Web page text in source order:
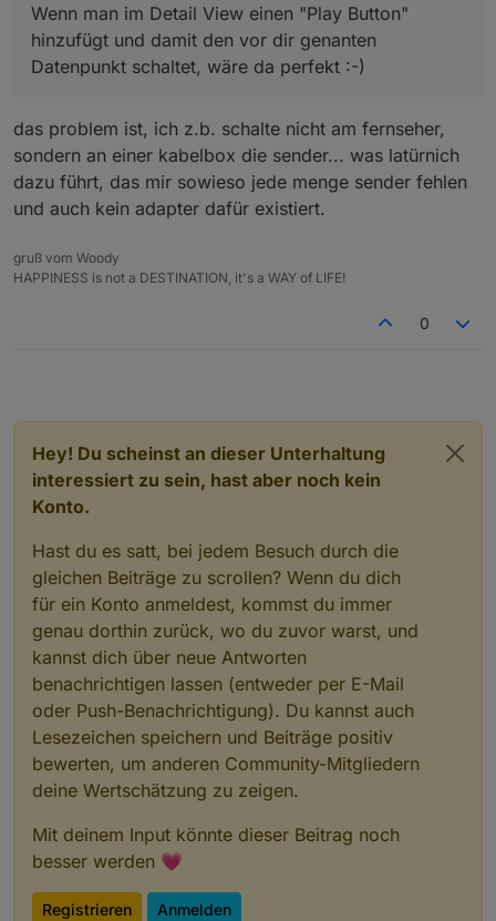
Wenn man im Detail View einen "Play Button"
hinzufügt und damit den vor dir genanten
Datenpunkt schaltet, wäre da perfekt :-)
das problem ist, ich z.b. schalte nicht am fernseher,
sondern an einer kabelbox die sender... was latürnich
dazu führt, das mir sowieso jede menge sender fehlen
und auch kein adapter dafür existiert.
gruß vom Woody
HAPPINESS is not a DESTINATION, it's a WAY of LIFE!
0
Hey! Du scheinst an dieser Unterhaltung
interessiert zu sein, hast aber noch kein
Konto.
Hast du es satt, bei jedem Besuch durch die
gleichen Beiträge zu scrollen? Wenn du dich
für ein Konto anmeldest, kommst du immer
genau dorthin zurück, wo du zuvor warst, und
kannst dich über neue Antworten
benachrichtigen lassen (entweder per E-Mail
oder Push-Benachrichtigung). Du kannst auch
Lesezeichen speichern und Beiträge positiv
bewerten, um anderen Community-Mitgliedern
deine Wertschätzung zu zeigen.
Mit deinem Input könnte dieser Beitrag noch
besser werden 💗
Registrieren Anmelden